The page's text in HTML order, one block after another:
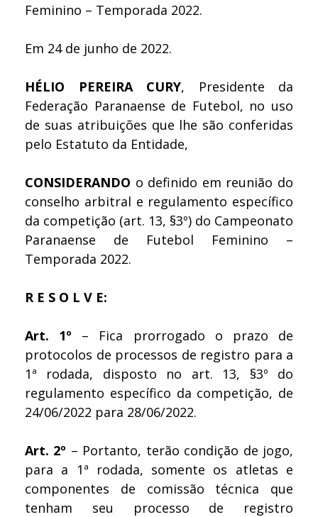
Feminino – Temporada 2022.
Em 24 de junho de 2022.
HÉLIO PEREIRA CURY, Presidente da
Federação Paranaense de Futebol, no uso
de suas atribuições que lhe são conferidas
pelo Estatuto da Entidade,
CONSIDERANDO o definido em reunião do
conselho arbitral e regulamento específico
da competição (art. 13, §3º) do Campeonato
Paranaense de Futebol Feminino –
Temporada 2022.
R E S O L V E:
Art. 1º – Fica prorrogado o prazo de
protocolos de processos de registro para a
1ª rodada, disposto no art. 13, §3º do
regulamento específico da competição, de
24/06/2022 para 28/06/2022.
Art. 2º – Portanto, terão condição de jogo,
para a 1ª rodada, somente os atletas e
componentes de comissão técnica que
tenham seu processo de registro